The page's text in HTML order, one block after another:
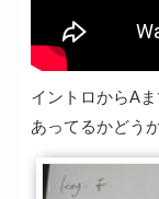
イントロからA
あってるかどう